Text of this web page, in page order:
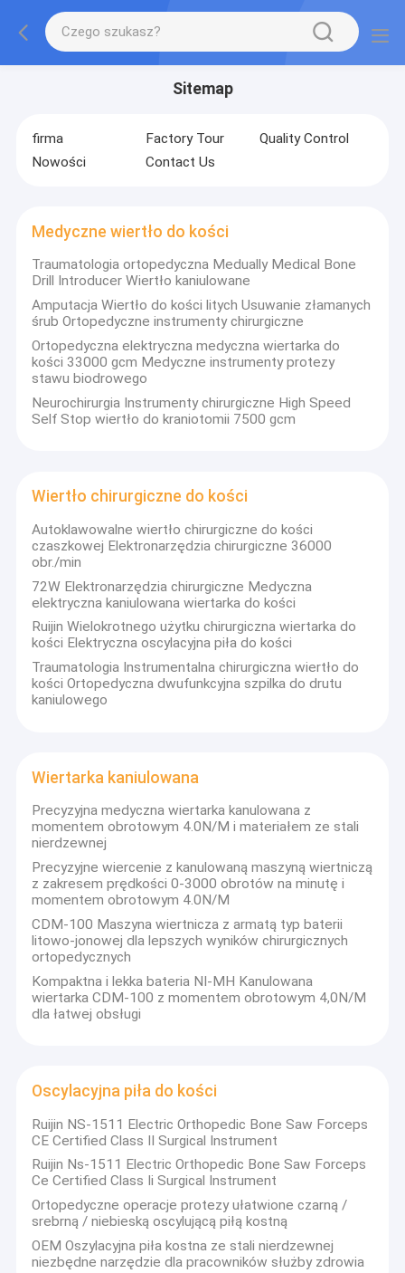
Sitemap
firma Factory Tour
Quality Control
Nowości
Contact Us
Medyczne wiertło do kości
Traumatologia ortopedyczna Medually Medical Bone
Drill Introducer Wiertło kaniulowane
Amputacja Wiertło do kości litych Usuwanie złamanych
śrub Ortopedyczne instrumenty chirurgiczne
Ortopedyczna elektryczna medyczna wiertarka do
kości 33000 gcm Medyczne instrumenty protezy
stawu biodrowego
Neurochirurgia Instrumenty chirurgiczne High Speed ​​
Self Stop wiertło do kraniotomii 7500 gcm
Wiertło chirurgiczne do kości
Autoklawowalne wiertło chirurgiczne do kości
czaszkowej Elektronarzędzia chirurgiczne 36000
obr./min
72W Elektronarzędzia chirurgiczne Medyczna
elektryczna kaniulowana wiertarka do kości
Ruijin Wielokrotnego użytku chirurgiczna wiertarka do
kości Elektryczna oscylacyjna piła do kości
Traumatologia Instrumentalna chirurgiczna wiertło do
kości Ortopedyczna dwufunkcyjna szpilka do drutu
kaniulowego
Wiertarka kaniulowana
Precyzyjna medyczna wiertarka kanulowana z
momentem obrotowym 4.0N/M i materiałem ze stali
nierdzewnej
Precyzyjne wiercenie z kanulowaną maszyną wiertniczą
z zakresem prędkości 0-3000 obrotów na minutę i
momentem obrotowym 4.0N/M
CDM-100 Maszyna wiertnicza z armatą typ baterii
litowo-jonowej dla lepszych wyników chirurgicznych
ortopedycznych
Kompaktna i lekka bateria NI-MH Kanulowana
wiertarka CDM-100 z momentem obrotowym 4,0N/M
dla łatwej obsługi
Oscylacyjna piła do kości
Ruijin NS-1511 Electric Orthopedic Bone Saw Forceps
CE Certified Class II Surgical Instrument
Ruijin Ns-1511 Electric Orthopedic Bone Saw Forceps
Ce Certified Class Ii Surgical Instrument
Ortopedyczne operacje protezy ułatwione czarną /
srebrną / niebieską oscylującą piłą kostną
OEM Oszylacyjna piła kostna ze stali nierdzewnej
niezbędne narzędzie dla pracowników służby zdrowia